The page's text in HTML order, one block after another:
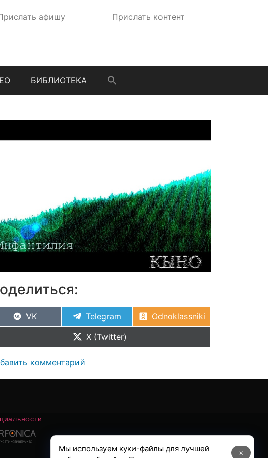
афишу Прислать контент
БИБЛИОТЕКА
VK Telegram
Odnoklassniki
X (Twitter)
комментарий
x
Мы используем куки-файлы для лучшей